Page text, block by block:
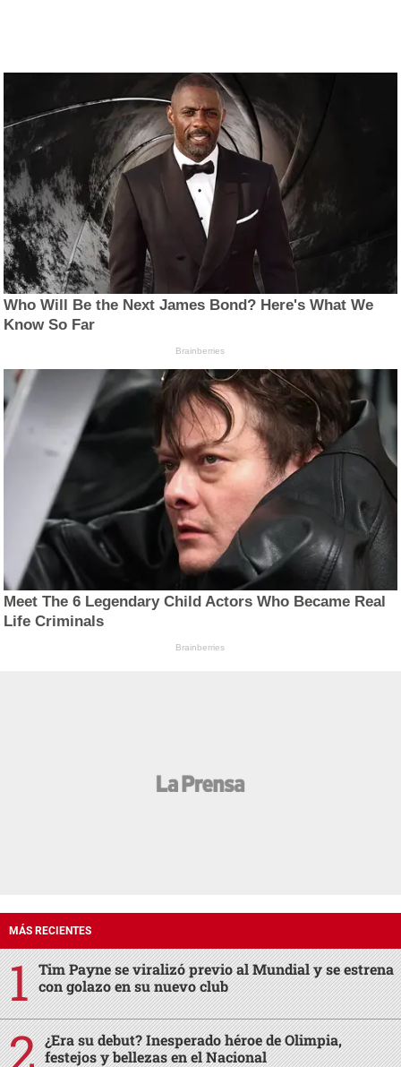
Who Will Be the Next James Bond? Here's What We
Know So Far
Brainberries
Meet The 6 Legendary Child Actors Who Became Real
Life Criminals
Brainberries
MÁS RECIENTES
Tim Payne se viralizó previo al Mundial y se estrena
con golazo en su nuevo club
¿Era su debut? Inesperado héroe de Olimpia,
festejos y bellezas en el Nacional